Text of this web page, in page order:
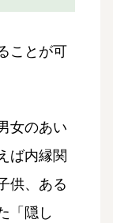
ことが可
女のあい
ば内縁関
供、ある
「隠し